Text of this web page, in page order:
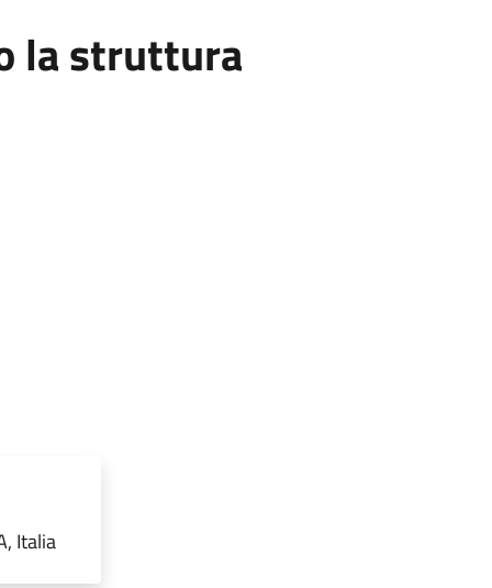
la struttura
Italia